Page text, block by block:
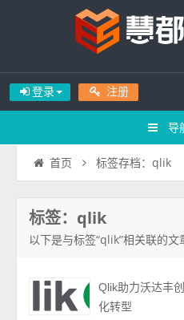
登录 注册
导
首页 标签存档：qlik
标签：qlik
以下是与标签“qlik”相关联的文
Qlik助力沃达丰
化转型